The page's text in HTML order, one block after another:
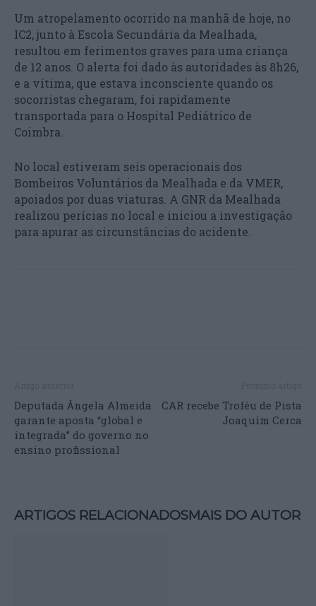
Um atropelamento ocorrido na manhã de hoje, no
IC2, junto à Escola Secundária da Mealhada,
resultou em ferimentos graves para uma criança
de 12 anos. O alerta foi dado às autoridades às 8h26,
e a vítima, que estava inconsciente quando os
socorristas chegaram, foi rapidamente
transportada para o Hospital Pediátrico de
Coimbra.
No local estiveram seis operacionais dos
Bombeiros Voluntários da Mealhada e da VMER,
apoiados por duas viaturas. A GNR da Mealhada
realizou perícias no local e iniciou a investigação
para apurar as circunstâncias do acidente.
Deputada Ângela Almeida
garante aposta “global e
integrada” do governo no
ensino profissional
CAR recebe Troféu de Pista
Joaquim Cerca
ARTIGOS RELACIONADOSMAIS DO AUTOR